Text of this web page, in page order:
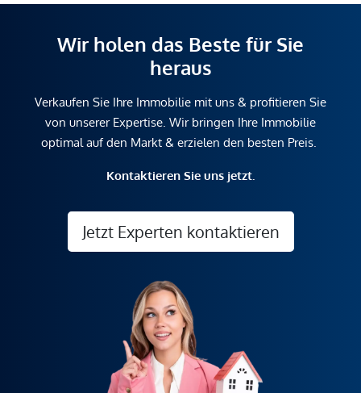
Wir holen das Beste für Sie
heraus
Verkaufen Sie Ihre Immobilie mit uns & profitieren Sie
von unserer Expertise. Wir bringen Ihre Immobilie
optimal auf den Markt & erzielen den besten Preis.
Kontaktieren Sie uns jetzt.
Jetzt Experten kontaktieren